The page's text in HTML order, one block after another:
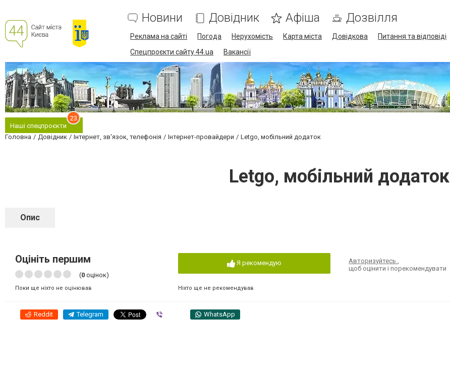
Новини Довідник Афіша Дозвілля
Реклама на сайті Погода Нерухомість Карта міста Довідкова Питання та відповіді
Спецпроєкти сайту 44.ua
Вакансії
Наші спецпроєкти
23
Головна Довідник Інтернет, зв'язок, телефонія Інтернет-провайдери Letgo, мобільний додаток
Letgo, мобільний додаток
Опис
Оцініть першим
(0 оцінок)
Поки ще ніхто не оцінював
Я рекомендую
Ніхто ще не рекомендував
Авторизуйтесь,
щоб оцінити і порекомендувати
Reddit Telegram WhatsApp